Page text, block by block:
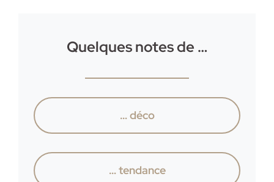
Quelques notes de …
… déco
… tendance